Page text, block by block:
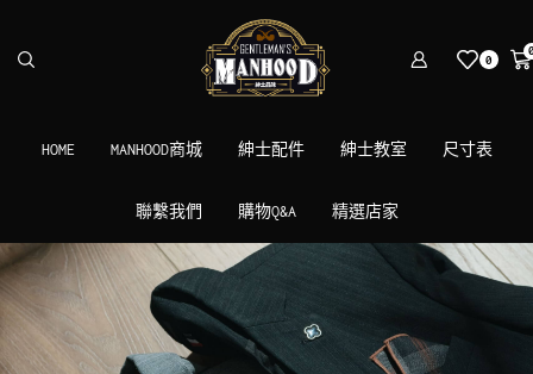
0
HOME MANHOOD商城 紳士配件 紳士教室 尺寸表
聯繫我們 購物Q&A 精選店家